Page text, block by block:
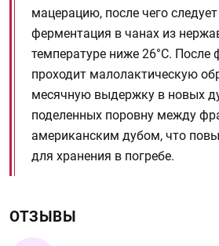
мацерацию, после чего
ферментация в чанах из
температуре ниже 26°C. После
проходит малолактическую
месячную выдержку в новых
поделенных поровну между
американским дубом, что
для хранения в погребе.
ОТЗЫВЫ